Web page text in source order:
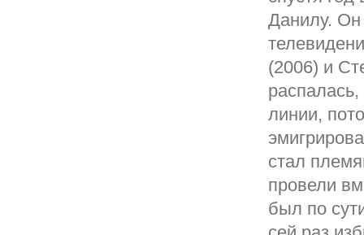
Данилу. Он
(2006) и
линии,
стал
провели
был по